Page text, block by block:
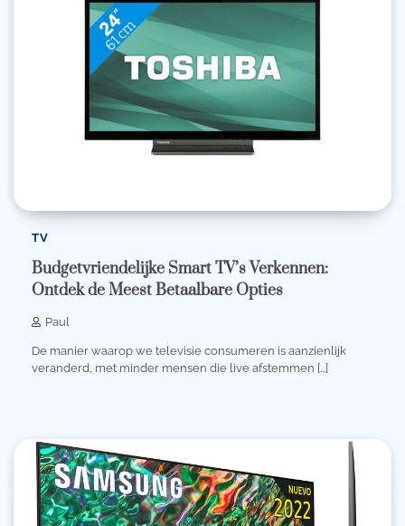
TV
Budgetvriendelijke Smart TV’s Verkennen:
Ontdek de Meest Betaalbare Opties
Paul
De manier waarop we televisie consumeren is aanzienlijk
veranderd, met minder mensen die live afstemmen […]